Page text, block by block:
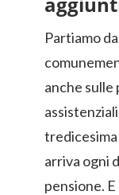
Partiamo
anche
tredicesima
arriva ogni
pensione.